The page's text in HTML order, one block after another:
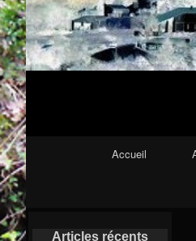
Navigation Principale
Accueil
Articles récents